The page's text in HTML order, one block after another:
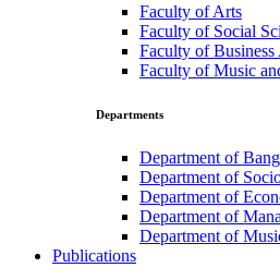
Faculty of Arts
Faculty of Social
Faculty of
Faculty of Music
Departments
Department of
Department of
Department of
Department of
Department of
Publications